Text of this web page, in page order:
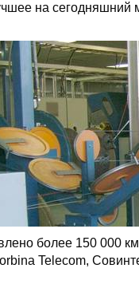
на
более 150 000
Telecom,